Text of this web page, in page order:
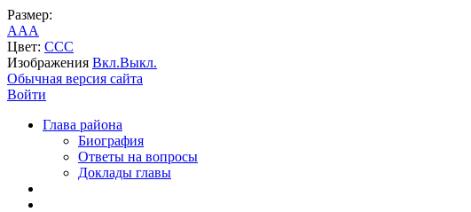
Размер:
AAA
Цвет: CCC
Изображения Вкл.Выкл.
Обычная версия сайта
Войти
Глава района
Биография
Ответы на вопросы
Доклады главы